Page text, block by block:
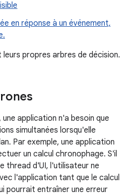
en réponse à un événement,
propres arbres de décision.
application n'a besoin que
simultanées lorsqu'elle
Par exemple, une application
un calcul chronophage. S'il
thread d'UI, l'utilisateur ne
l'application tant que le calcul
pourrait entraîner une erreur